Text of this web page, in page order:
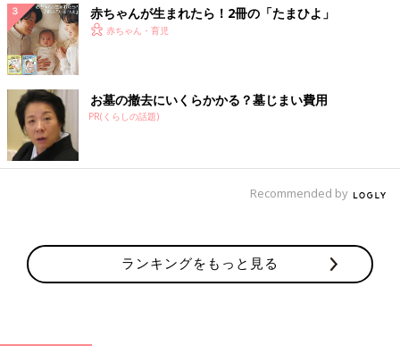
赤ちゃんが生まれたら！2冊の「たまひよ」
赤ちゃん・育児
お墓の撤去にいくらかかる？墓じまい費用
PR(くらしの話題)
Recommended by
ランキングをもっと見る